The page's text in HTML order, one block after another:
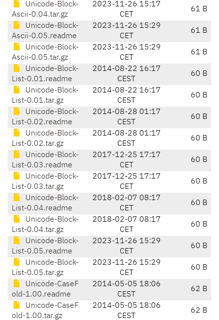
Unicode-Block-
Ascii-0.04.tar.gz
2023-11-26 15:17
CET
61 B
Unicode-Block-
Ascii-0.05.readme
2023-11-26 15:29
CET
61 B
Unicode-Block-
Ascii-0.05.tar.gz
2023-11-26 15:29
CET
61 B
Unicode-Block-
List-0.01.readme
2014-08-22 16:17
CEST
60 B
Unicode-Block-
List-0.01.tar.gz
2014-08-22 16:17
CEST
60 B
Unicode-Block-
List-0.02.readme
2014-08-28 01:17
CEST
60 B
Unicode-Block-
List-0.02.tar.gz
2014-08-28 01:17
CEST
60 B
Unicode-Block-
List-0.03.readme
2017-12-25 17:17
CET
60 B
Unicode-Block-
List-0.03.tar.gz
2017-12-25 17:17
CET
60 B
Unicode-Block-
List-0.04.readme
2018-02-07 08:17
CET
60 B
Unicode-Block-
List-0.04.tar.gz
2018-02-07 08:17
CET
60 B
Unicode-Block-
List-0.05.readme
2023-11-26 15:29
CET
60 B
Unicode-Block-
List-0.05.tar.gz
2023-11-26 15:29
CET
60 B
Unicode-CaseF
old-1.00.readme
2014-05-05 18:06
CEST
62 B
Unicode-CaseF
old-1.00.tar.gz
2014-05-05 18:06
CEST
62 B